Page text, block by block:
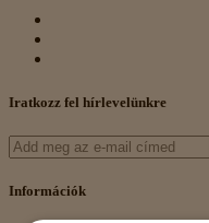
Iratkozz fel hírlevelünkre
Információk